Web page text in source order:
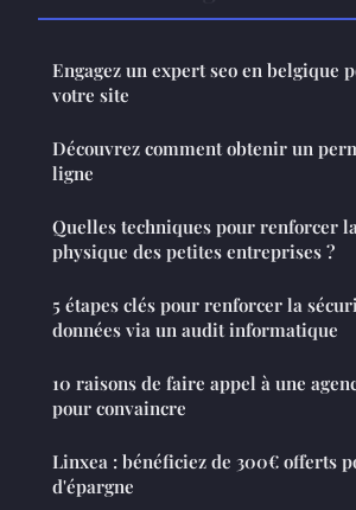
Engagez un expert seo en belgique
votre site
Découvrez comment obtenir un
ligne
Quelles techniques pour renforcer
physique des petites entreprises ?
5 étapes clés pour renforcer la
données via un audit informatique
10 raisons de faire appel à une
pour convaincre
Linxea : bénéficiez de 300€ offerts
d'épargne